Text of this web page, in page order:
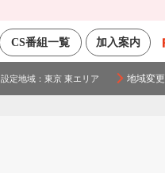
加入案内
CS番組一覧
設定地域： 東京 東エリア 地域変更